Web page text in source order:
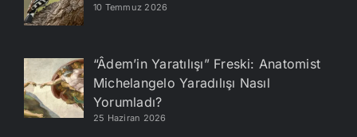
10 Temmuz 2026
“Âdem’in Yaratılışı” Freski: Anatomist
Michelangelo Yaradılışı Nasıl
Yorumladı?
25 Haziran 2026